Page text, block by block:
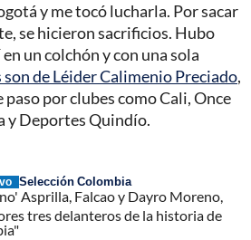
y me tocó lucharla. Por sacar
se hicieron sacrificios. Hubo
un colchón y con una sola
son de Léider Calimenio Preciado,
paso por clubes como Cali, Once
y Deportes Quindío.
Selección Colombia
Asprilla, Falcao y Dayro Moreno,
tres delanteros de la historia de